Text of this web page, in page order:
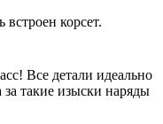
корсет.
Все детали идеально
такие изыски наряды